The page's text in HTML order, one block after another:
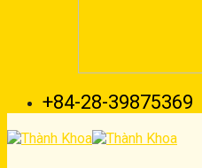
+84-28-39875369